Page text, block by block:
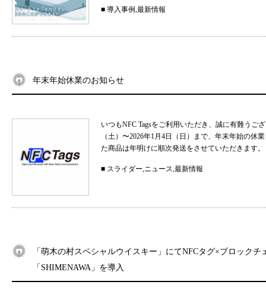
■ 導入事例,最新情報
年末年始休業のお知らせ
いつもNFC Tagsをご利用いただき、誠に有難う
（土）〜2026年1月4日（日）まで、年末年始の
た商品は年明けに順次発送をさせていただきます
■ スライダー,ニュース,最新情報
「萌木の村スペシャルウイスキー」にてNFCタグ×ブロックチ
「SHIMENAWA」を導入